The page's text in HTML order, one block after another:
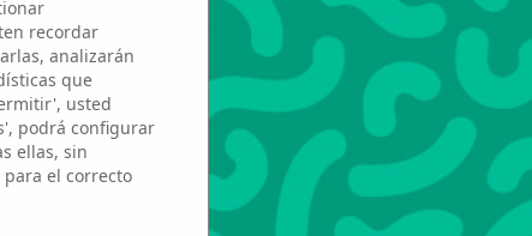
recordar
analizarán
que
usted
podrá configurar
ellas, sin
el correcto